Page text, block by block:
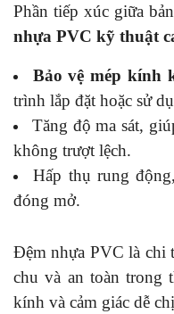
Phần tiếp xúc giữa
nhựa PVC kỹ thuật
Bảo vệ mép kính
trình lắp đặt hoặc sử
Tăng độ ma sát,
không trượt lệch.
Hấp thụ rung
đóng mở.
Đệm nhựa PVC là chi
chu và an toàn trong
kính và cảm giác dễ